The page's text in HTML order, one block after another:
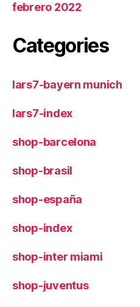
febrero 2022
Categories
lars7-bayern munich
lars7-index
shop-barcelona
shop-brasil
shop-españa
shop-index
shop-inter miami
shop-juventus